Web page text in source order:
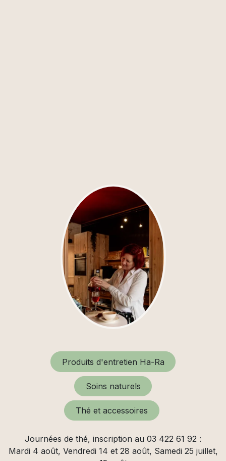
Produits d'entretien Ha-Ra
Soins naturels
Thé et accessoires
Journées de thé, inscription au 03 422 61 92 :
Mardi 4 août, Vendredi 14 et 28 août, Samedi 25 juillet,